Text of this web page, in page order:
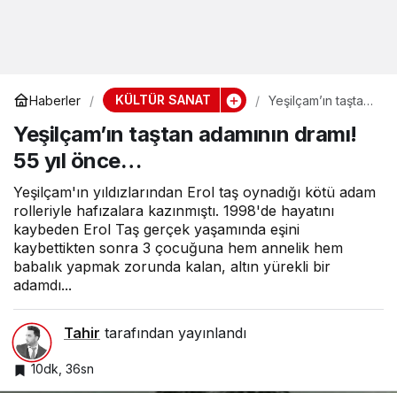
Haberler KÜLTÜR SANAT
Yeşilçam’ın taştan
55 yıl önce…
Yeşilçam’ın taştan adamının dramı!
55 yıl önce…
Yeşilçam'ın yıldızlarından Erol taş oynadığı kötü adam
rolleriyle hafızalara kazınmıştı. 1998'de hayatını
kaybeden Erol Taş gerçek yaşamında eşini
kaybettikten sonra 3 çocuğuna hem annelik hem
babalık yapmak zorunda kalan, altın yürekli bir
adamdı...
Tahir tarafından yayınlandı
10dk, 36sn